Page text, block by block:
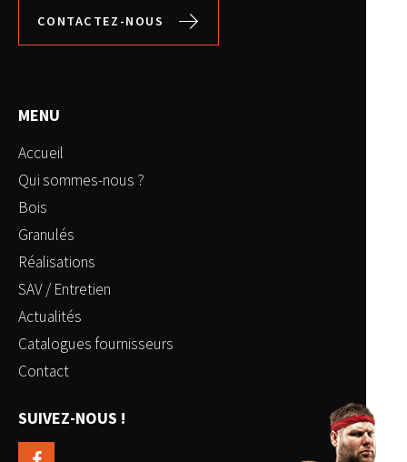
CONTACTEZ-NOUS
MENU
Accueil
Qui sommes-nous ?
Bois
Granulés
Réalisations
SAV / Entretien
Actualités
Catalogues fournisseurs
Contact
SUIVEZ-NOUS !